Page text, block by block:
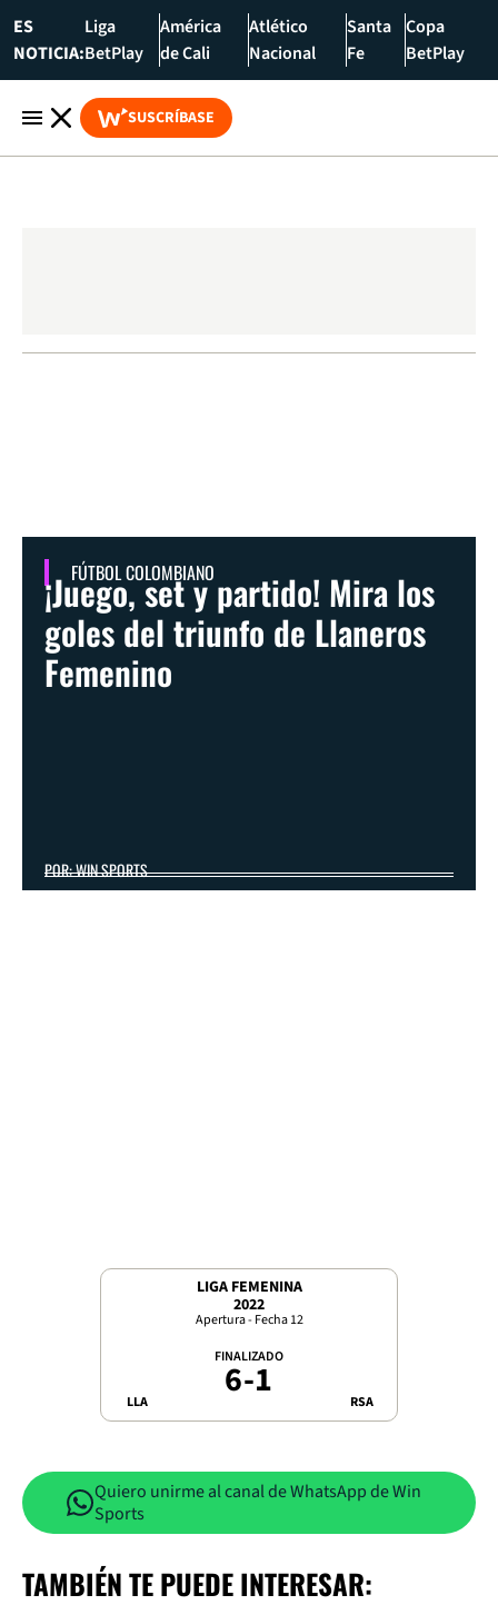
ES
NOTICIA:
Liga
BetPlay
América
de Cali
Atlético
Nacional
Santa
Fe
Copa
BetPlay
SUSCRÍBASE
FÚTBOL COLOMBIANO
¡Juego, set y partido! Mira los
goles del triunfo de Llaneros
Femenino
POR: WIN SPORTS
LIGA FEMENINA
2022
Apertura - Fecha 12
LLA
FINALIZADO
6-1 RSA
Quiero unirme al canal de WhatsApp de Win
Sports
TAMBIÉN TE PUEDE INTERESAR: